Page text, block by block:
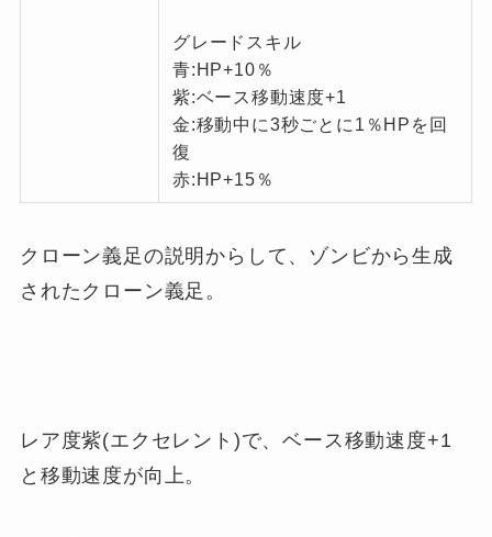
グレードスキル
青:HP+10％
紫:ベース移動速度+1
金:移動中に3秒ごとに1％HPを回
復
赤:HP+15％
クローン義足の説明からして、ゾンビから生成
されたクローン義足。
レア度紫(エクセレント)で、ベース移動速度+1
と移動速度が向上。